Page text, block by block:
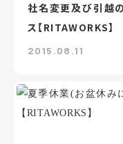
社名変更及び引越
ス【RITAWORKS】
2015.08.11